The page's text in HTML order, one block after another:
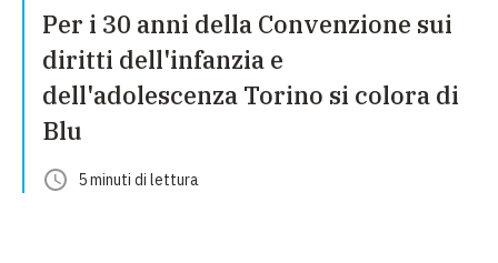
Per i 30 anni della Convenzione sui
diritti dell'infanzia e
dell'adolescenza Torino si colora di
Blu
5minuti di lettura